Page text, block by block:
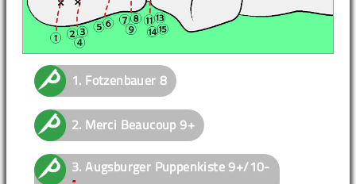
1. Fotzenbauer 8
2. Merci Beaucoup 9+
3.Augsburger Puppenkiste 9+/10-